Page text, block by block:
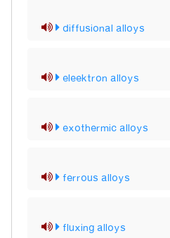
diffusional alloys
eleektron alloys
exothermic alloys
ferrous alloys
fluxing alloys